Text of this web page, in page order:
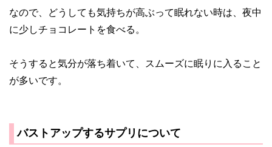
なので、どうしても気持ちが高ぶって眠れない時は、夜中
に少しチョコレートを食べる。
そうすると気分が落ち着いて、スムーズに眠りに入ること
が多いです。
バストアップするサプリについて